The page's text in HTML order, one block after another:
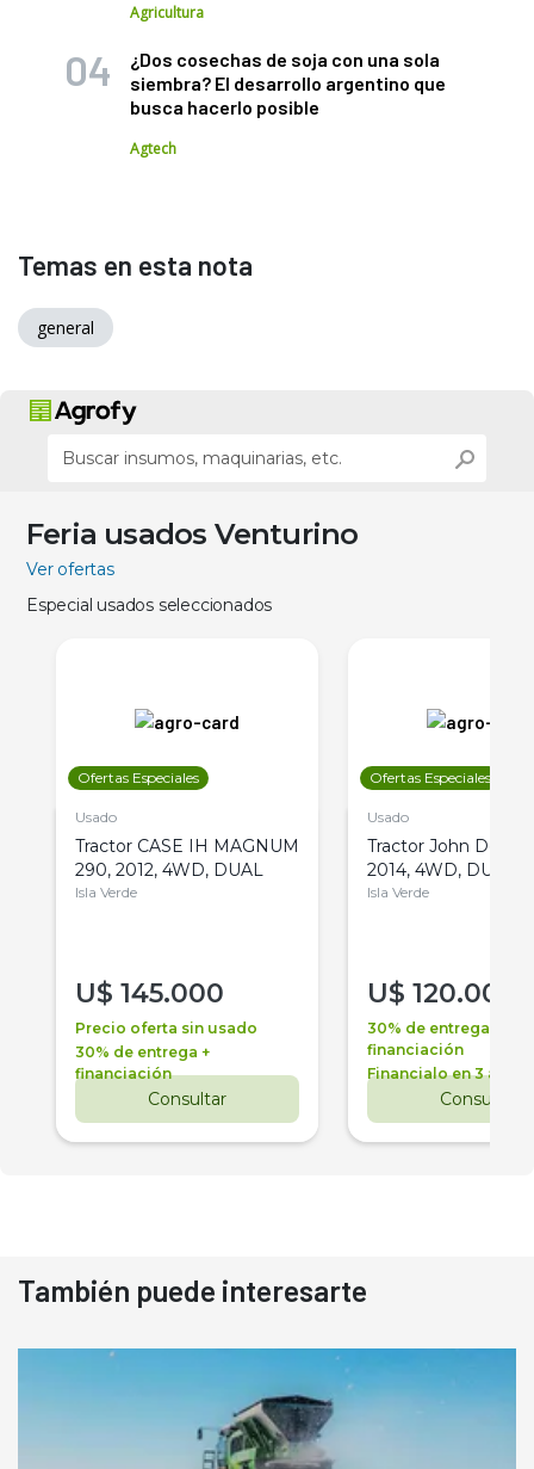
Agricultura
¿Dos cosechas de soja con una sola
siembra? El desarrollo argentino que
busca hacerlo posible
Agtech
Temas en esta nota
general
Feria usados Venturino
Ver ofertas
Especial usados seleccionados
Ofertas Especiales
Usado
Tractor CASE IH MAGNUM
290, 2012, 4WD, DUAL
Isla Verde
U$ 145.000
Precio oferta sin usado
30% de entrega +
financiación
Consultar
Ofertas Especiales
Usado
Tractor John Deere
2014, 4WD, DUAL
Isla Verde
U$ 120.000
30% de entrega +
financiación
Financialo en 3 años
Consultar
También puede interesarte